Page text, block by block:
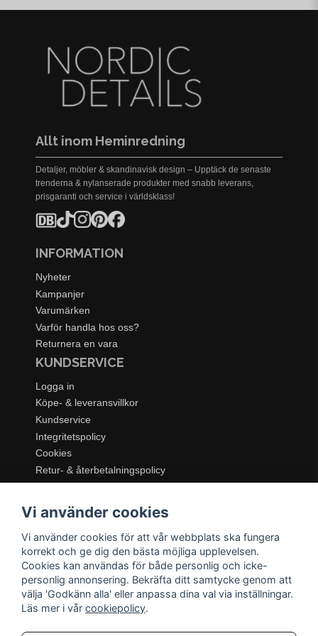
Allt inom Heminredning
Detaljer, möbler & skandinavisk design – Upptäck de senaste
trenderna & nylanserade produkter med snabb leverans,
prisgaranti och service i världsklass!
INFORMATION
Nyheter
Kampanjer
Varumärken
Varför handla hos oss?
Returnera en vara
KUNDSERVICE
Logga in
Köpe- & leveransvillkor
Kundservice
Integritetspolicy
Cookies
Retur- & återbetalningspolicy
Dukning & Servering
Kök & Matlagning
Belysning
Textil & Mattor
Möbler
Vi använder cookies
Vi använder cookies för att vår webbplats ska fungera
korrekt och ge dig den bästa möjliga upplevelsen.
Cookies kan användas för både personlig och icke-
personlig annonsering. Bekräfta ditt samtycke genom att
välja 'Godkänn alla' eller anpassa dina val via inställningar.
Läs mer i vår cookiepolicy.